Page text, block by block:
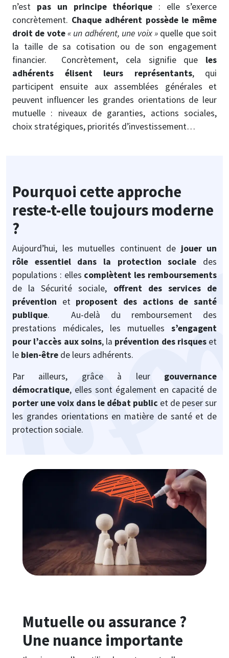
n’est pas un principe théorique : elle s’exerce
concrètement. Chaque adhérent possède le même
droit de vote« un adhérent, une voix »quelle que soit
la taille de sa cotisation ou de son engagement
financier.
Concrètement, cela signifie que les
adhérents élisent leurs représentants, qui
participent ensuite aux assemblées générales et
peuvent influencer les grandes orientations de leur
mutuelle : niveaux de garanties, actions sociales,
choix stratégiques, priorités d’investissement…
Pourquoi cette approche
reste-t-elle toujours moderne
?
Aujourd’hui, les mutuelles continuent de jouer un
rôle essentiel dans la protection sociale des
populations : elles complètent les remboursements
de la Sécurité sociale, offrent des services de
prévention et proposent des actions de santé
publique.
Au-delà du remboursement des
prestations médicales, les mutuelles s’engagent
pour l’accès aux soins, la prévention des risqueset
le bien-être de leurs adhérents.
Par ailleurs, grâce à leur gouvernance
démocratique, elles sont également en capacité de
porter une voix dans le débat public et de peser sur
les grandes orientations en matière de santé et de
protection sociale.
Image
Mutuelle ou assurance ?
Une nuance importante